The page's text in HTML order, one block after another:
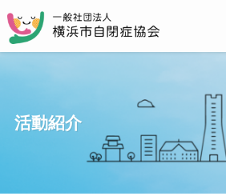
活動紹介